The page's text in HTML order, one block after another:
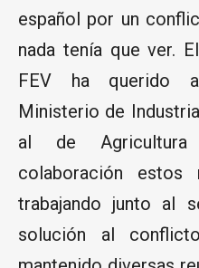
español por un
nada tenía que ver.
FEV ha querido
Ministerio de
al de
colaboración estos
trabajando junto al
solución al